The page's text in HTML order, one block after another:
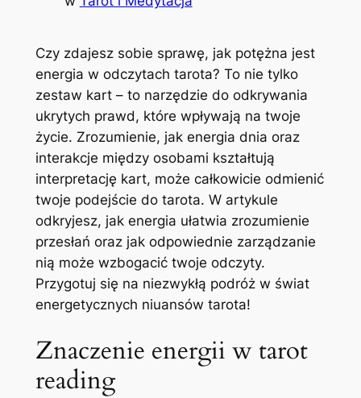
Czy zdajesz sobie sprawę, jak potężna jest
energia w odczytach tarota? To nie tylko
zestaw kart – to narzędzie do odkrywania
ukrytych prawd, które wpływają na twoje
życie. Zrozumienie, jak energia dnia oraz
interakcje między osobami kształtują
interpretację kart, może całkowicie odmienić
twoje podejście do tarota. W artykule
odkryjesz, jak energia ułatwia zrozumienie
przesłań oraz jak odpowiednie zarządzanie
nią może wzbogacić twoje odczyty.
Przygotuj się na niezwykłą podróż w świat
energetycznych niuansów tarota!
Znaczenie energii w tarot
reading